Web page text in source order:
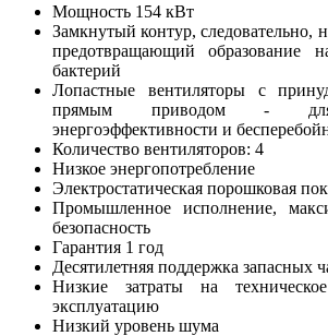
Мощность 154 кВт
Замкнутый контур, следовательно,
предотвращающий образование
бактерий
Лопастные вентиляторы с
прямым приводом - для
энергоэффективности и
Количество вентиляторов: 4
Низкое энергопотребление
Электростатическая порошковая
Промышленное исполнение,
безопасность
Гарантия 1 год
Десятилетняя поддержка запасных
Низкие затраты на
эксплуатацию
Низкий уровень шума